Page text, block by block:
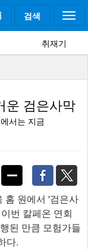
검색
취재기
운 검은사막
서는 지금
홈 원에서 '검은사
번 칼페온 연회
된 만큼 모험가들
다.